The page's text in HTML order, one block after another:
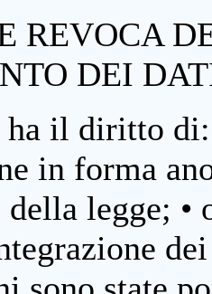
REVOCA
DEI
ha il diritto
in forma
legge; •